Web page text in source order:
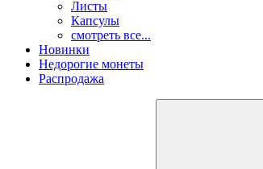
Листы
Капсулы
смотреть все...
Новинки
Недорогие монеты
Распродажа